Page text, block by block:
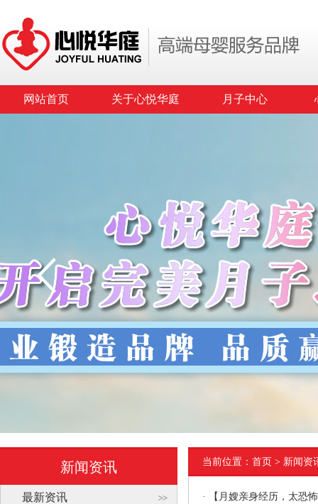
网站首页 关于心悦华庭 月子中心
新闻资讯
最新资讯
当前位置： 首页 > 新闻资
· 【月嫂亲身经历，太恐